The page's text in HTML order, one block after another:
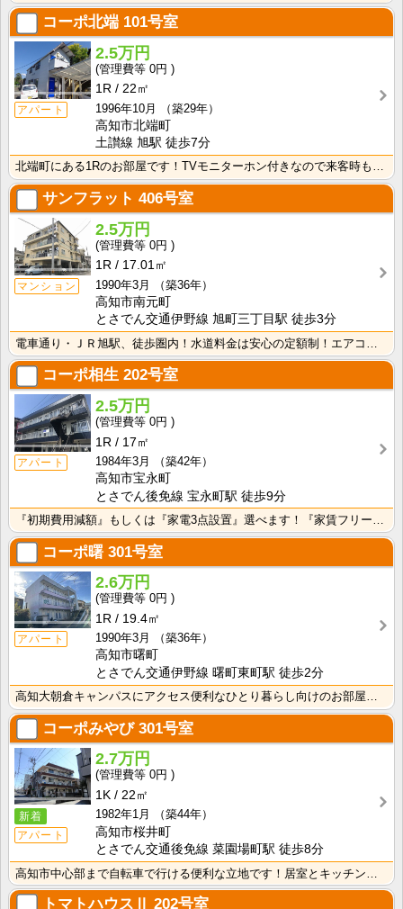
コーポ北端 101号室
アパート
2.5万円
0円
1R
22㎡
1996年10月
（築29年）
高知市北端町
土讃線 旭駅 徒歩7分
北端町にある1Rのお部屋です！TVモニターホン付きなので来客時も安心！室内に洗濯機を置けるので家電を･･･
サンフラット 406号室
マンション
2.5万円
0円
1R
17.01㎡
1990年3月
（築36年）
高知市南元町
とさでん交通伊野線 旭町三丁目駅 徒歩3分
コーポ相生 202号室
アパート
2.5万円
0円
1R
17㎡
1984年3月
（築42年）
高知市宝永町
とさでん後免線 宝永町駅 徒歩9分
コーポ曙 301号室
アパート
2.6万円
0円
1R
19.4㎡
1990年3月
（築36年）
高知市曙町
とさでん交通伊野線 曙町東町駅 徒歩2分
コーポみやび301号室
新着
アパート
2.7万円
0円
1K
22㎡
1982年1月
（築44年）
高知市桜井町
とさでん交通後免線 菜園場町駅 徒歩8分
トマトハウスⅡ 202号室